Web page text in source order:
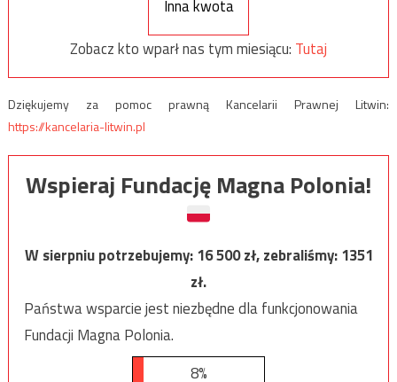
Inna kwota
Zobacz kto wparł nas tym miesiącu: Tutaj
Dziękujemy za pomoc prawną Kancelarii Prawnej Litwin:
https://kancelaria-litwin.pl
Wspieraj Fundację Magna Polonia!
W sierpniu potrzebujemy:16 500zł, zebraliśmy:1351
zł.
Państwa wsparcie jest niezbędne dla funkcjonowania
Fundacji Magna Polonia.
8%